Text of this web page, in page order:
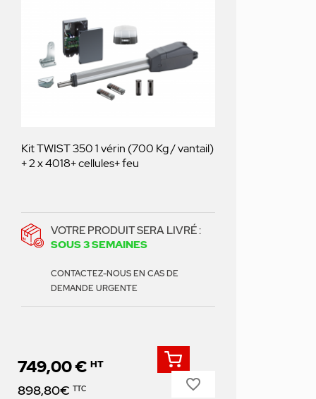
Kit TWIST 350 1 vérin (700 Kg / vantail)
+ 2 x 4018+ cellules+ feu
VOTRE PRODUIT SERA LIVRÉ :
SOUS 3 SEMAINES
CONTACTEZ-NOUS EN CAS DE
DEMANDE URGENTE
Prix
749,00 € HT
898,80€ TTC favorite_border